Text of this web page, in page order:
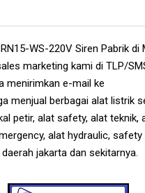
WS-220V Siren Pabrik di
marketing kami di TLP/
menirimkan e-mail ke
menjual berbagai alat listrik
petir, alat safety, alat teknik,
alat hydraulic,
jakarta dan sekitarnya.